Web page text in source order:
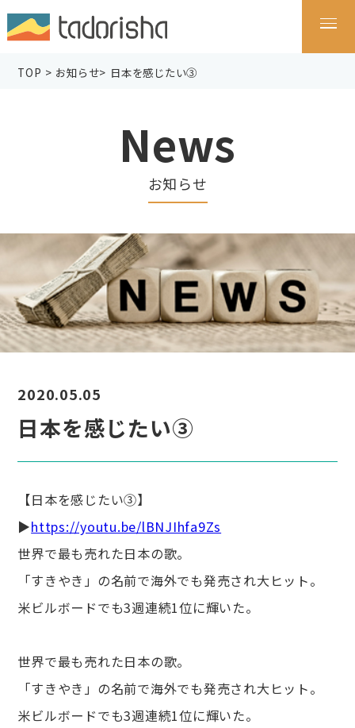
TOP > お知らせ> 日本を感じたい③
News
お知らせ
日本を感じたい③
2020.05.05
【日本を感じたい③】
▶https://youtu.be/lBNJIhfa9Zs
世界で最も売れた日本の歌。
「すきやき」の名前で海外でも発売され大ヒット。
米ビルボードでも3週連続1位に輝いた。
世界で最も売れた日本の歌。
「すきやき」の名前で海外でも発売され大ヒット。
米ビルボードでも3週連続1位に輝いた。